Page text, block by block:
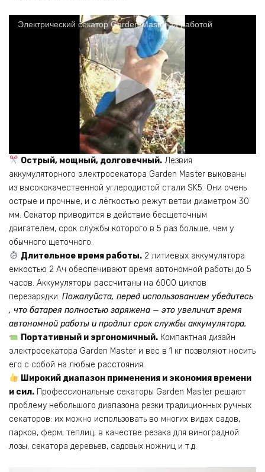
Электрический секатор Garden Master за работой
Острый, мощный, долговечный.Лезвия
аккумуляторного электросекатора Garden Master выкованы
из высококачественной углеродистой стали SK5. Они очень
острые и прочные, и с лёгкостью режут ветви диаметром 30
мм. Секатор приводится в действие бесщеточным
двигателем, срок службы которого в 5 раз больше, чем у
обычного щеточного.
Длительное время работы.2 литиевых аккумулятора
емкостью 2 Ач обеспечивают время автономной работы до 5
часов. Аккумуляторы рассчитаны на 6000 циклов
перезарядки. Пожалуйста, перед использованием убедитесь
, что батарея полностью заряжена — это увеличит время
автономной работы и продлит срок службы аккумулятора.
Портативный и эргономичный.Компактная дизайн
электросекатора Garden Master и вес в 1 кг позволяют носить
его с собой на любые расстояния.
Широкий диапазон применения и экономия времени
и сил. Профессиональные секаторы Garden Master решают
проблему небольшого диапазона резки традиционных ручных
секаторов: их можно использовать во многих видах садов,
парков, ферм, теплиц, в качестве резака для виноградной
лозы, секатора деревьев, садовых ножниц и т.д.